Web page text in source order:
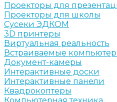
Проекторы для
Проекторы для школы
Сусеки ЭДКОМ
3D принтеры
Виртуальная реальность
Встраиваемые
Документ-камеры
Интерактивные доски
Интерактивные панели
Квадрокоптеры